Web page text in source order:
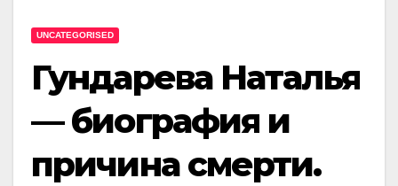
UNCATEGORISED
Гундарева Наталья
— биография и
причина смерти.